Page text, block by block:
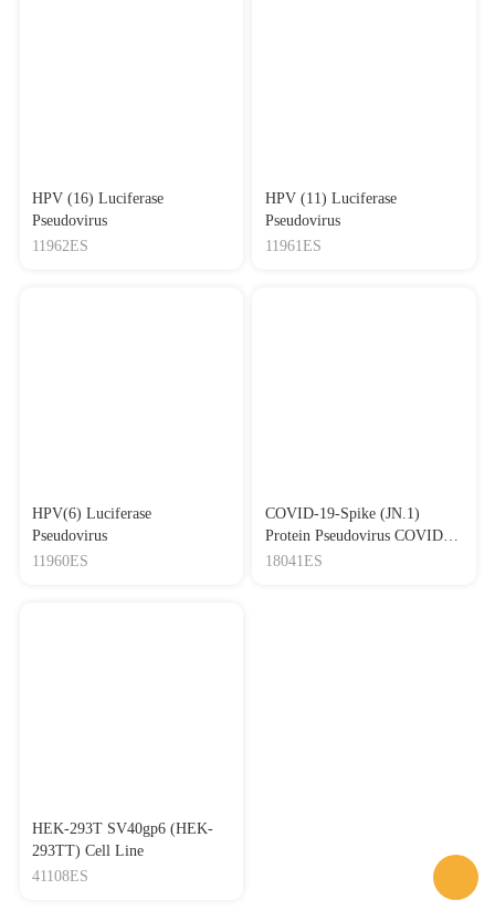
HPV (16) Luciferase
Pseudovirus
11962ES
HPV (11) Luciferase
Pseudovirus
11961ES
HPV(6) Luciferase
Pseudovirus
11960ES
COVID-19-Spike (JN.1)
Protein Pseudovirus COVID-
19-S蛋白（JN.1）假病毒
18041ES
HEK-293T SV40gp6 (HEK-
293TT) Cell Line
41108ES